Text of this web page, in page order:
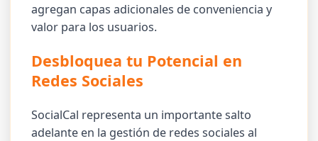
agregan capas adicionales de conveniencia y
valor para los usuarios.
Desbloquea tu Potencial en
Redes Sociales
SocialCal representa un importante salto
adelante en la gestión de redes sociales al